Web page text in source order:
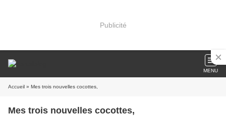
Publicité
MENU
Accueil » Mes trois nouvelles cocottes,
Mes trois nouvelles cocottes,